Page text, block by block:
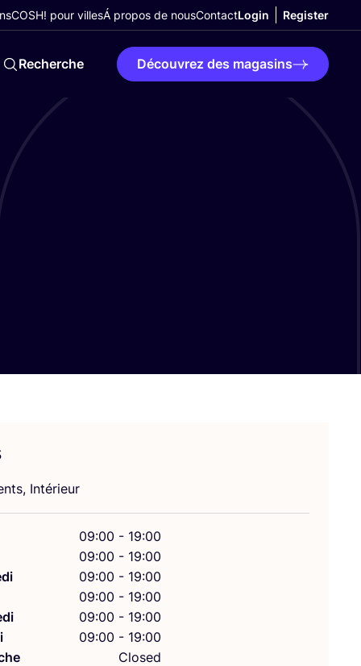
COSH! pour villesÁ propos de nousContactLogin Register
Recherche Découvrez des magasins
Intérieur
09:00 - 19:00
09:00 - 19:00
09:00 - 19:00
09:00 - 19:00
09:00 - 19:00
09:00 - 19:00
Closed